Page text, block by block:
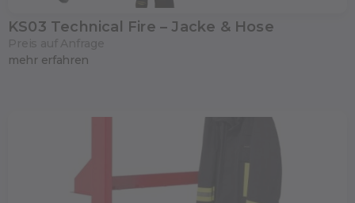
KS03 Technical Fire – Jacke & Hose
mehr erfahren